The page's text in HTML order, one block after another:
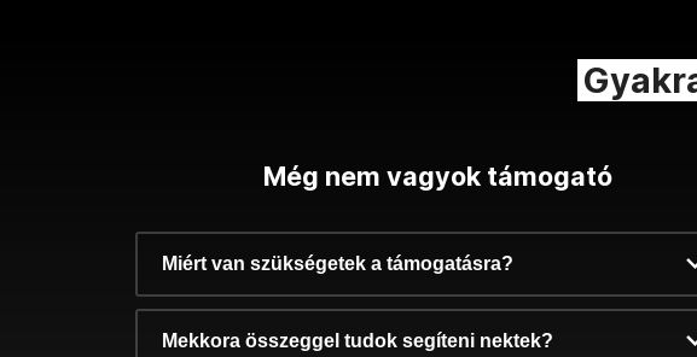
Még nem vagyok támogató
Miért van szükségetek a támogatásra?
Mekkora összeggel tudok segíteni nektek?